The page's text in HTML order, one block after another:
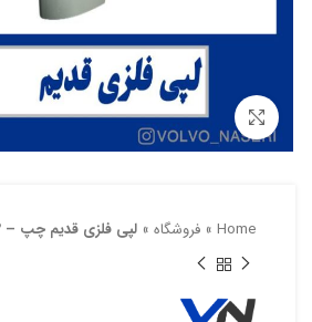
بزرگنمایی تصویر
Home
» فروشگاه » لپی فلزی قدیم چپ – FH12